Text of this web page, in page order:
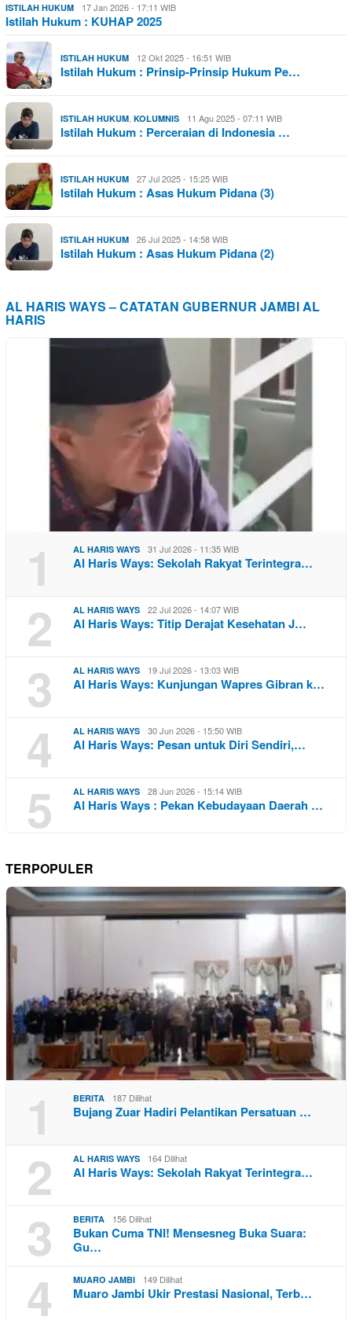
ISTILAH HUKUM 17 Jan 2026 - 17:11 WIB
Istilah Hukum : KUHAP 2025
ISTILAH HUKUM 12 Okt 2025 - 16:51 WIB
Istilah Hukum : Prinsip-Prinsip Hukum Pe…
ISTILAH HUKUM, KOLUMNIS 11 Agu 2025 - 07:11 WIB
Istilah Hukum : Perceraian di Indonesia …
ISTILAH HUKUM 27 Jul 2025 - 15:25 WIB
Istilah Hukum : Asas Hukum Pidana (3)
ISTILAH HUKUM 26 Jul 2025 - 14:58 WIB
Istilah Hukum : Asas Hukum Pidana (2)
AL HARIS WAYS – CATATAN GUBERNUR JAMBI AL
HARIS
1 AL HARIS WAYS 31 Jul 2026 - 11:35 WIB
Al Haris Ways: Sekolah Rakyat Terintegra…
2 AL HARIS WAYS 22 Jul 2026 - 14:07 WIB
Al Haris Ways: Titip Derajat Kesehatan J…
3 AL HARIS WAYS 19 Jul 2026 - 13:03 WIB
Al Haris Ways: Kunjungan Wapres Gibran k…
4 AL HARIS WAYS 30 Jun 2026 - 15:50 WIB
Al Haris Ways: Pesan untuk Diri Sendiri,…
5 AL HARIS WAYS 28 Jun 2026 - 15:14 WIB
Al Haris Ways : Pekan Kebudayaan Daerah …
TERPOPULER
1 BERITA 187 Dilihat
Bujang Zuar Hadiri Pelantikan Persatuan …
2 AL HARIS WAYS 164 Dilihat
Al Haris Ways: Sekolah Rakyat Terintegra…
3 BERITA 156 Dilihat
Bukan Cuma TNI! Mensesneg Buka Suara:
Gu…
4 MUARO JAMBI 149 Dilihat
Muaro Jambi Ukir Prestasi Nasional, Terb…